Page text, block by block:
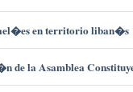
en territorio liban�s
de la Asamblea